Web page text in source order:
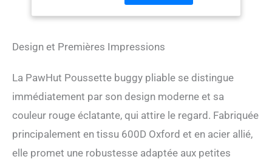
sécurisé et confortable.
Cette poussette pour chien
transport et rangement
Trois fenêtres respirantes
du poussette pour chien
optimale et le confort du
chien. Ouvertures zippées
avant/arrière pour une
entrée et sortie faciles.
Design et Premières Impressions
La PawHut Poussette buggy pliable se distingue
immédiatement par son design moderne et sa
couleur rouge éclatante, qui attire le regard. Fabriquée
principalement en tissu 600D Oxford et en acier allié,
elle promet une robustesse adaptée aux petites